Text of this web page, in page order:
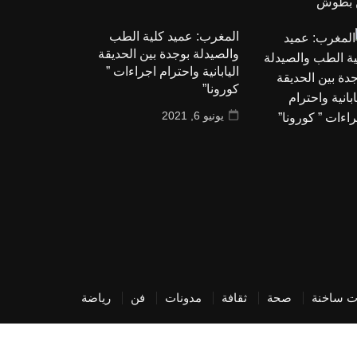
المغرب: عميد كلية الطب
والصيدلة بوجدة بين الحديقة
اليابانية واحترام اجراءات ”
كورونا”
يونيو 6, 2021
ساخنة صحة ثقافة مدونات فن رياضة